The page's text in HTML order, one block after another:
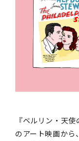
『ベルリン・天
のアート映画から